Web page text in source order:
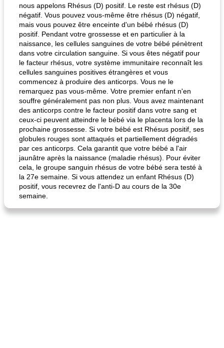
fiesta tostadas le méga's jopp joes
nous appelons Rhésus (D) positif. Le reste est rhésus (D)
négatif. Vous pouvez vous-même être rhésus (D) négatif,
mais vous pouvez être enceinte d'un bébé rhésus (D)
positif. Pendant votre grossesse et en particulier à la
naissance, les cellules sanguines de votre bébé pénètrent
dans votre circulation sanguine. Si vous êtes négatif pour
le facteur rhésus, votre système immunitaire reconnaît les
cellules sanguines positives étrangères et vous
commencez à produire des anticorps. Vous ne le
remarquez pas vous-même. Votre premier enfant n'en
souffre généralement pas non plus. Vous avez maintenant
des anticorps contre le facteur positif dans votre sang et
ceux-ci peuvent atteindre le bébé via le placenta lors de la
prochaine grossesse. Si votre bébé est Rhésus positif, ses
globules rouges sont attaqués et partiellement dégradés
par ces anticorps. Cela garantit que votre bébé a l'air
jaunâtre après la naissance (maladie rhésus). Pour éviter
cela, le groupe sanguin rhésus de votre bébé sera testé à
la 27e semaine. Si vous attendez un enfant Rhésus (D)
positif, vous recevrez de l'anti-D au cours de la 30e
semaine.